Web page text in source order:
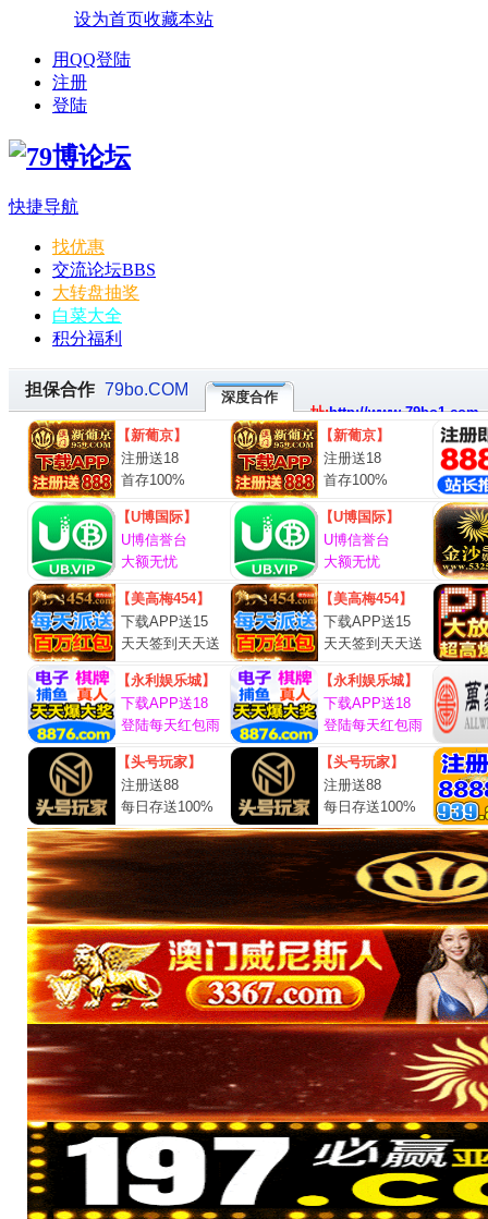
设为首页收藏本站
用QQ登陆
注册
登陆
快捷导航
找优惠
交流论坛BBS
大转盘抽奖
白菜大全
积分福利